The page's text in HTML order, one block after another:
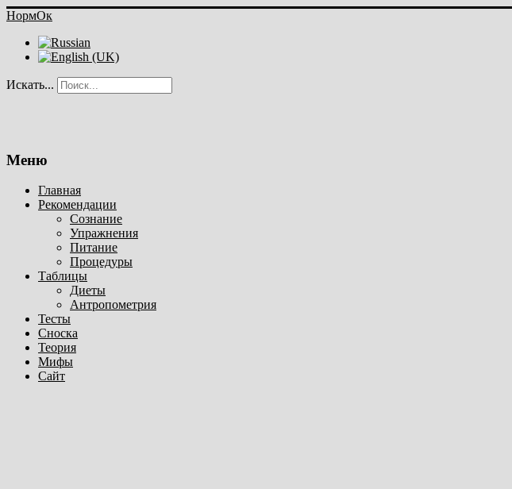
НормОк
Искать...
Меню
Главная
Рекомендации
Сознание
Упражнения
Питание
Процедуры
Таблицы
Диеты
Антропометрия
Тесты
Сноска
Теория
Мифы
Сайт